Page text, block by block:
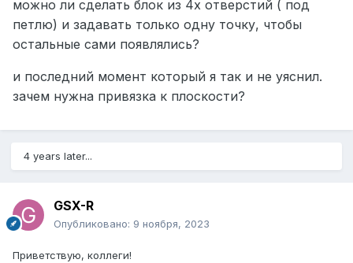
можно ли сделать блок из 4х отверстий ( под
петлю) и задавать только одну точку, чтобы
остальные сами появлялись?
и последний момент который я так и не уяснил.
зачем нужна привязка к плоскости?
4 years later...
GSX-R
Опубликовано: 9 ноября, 2023
Приветствую, коллеги!